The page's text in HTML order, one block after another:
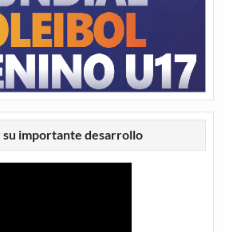
su importante desarrollo